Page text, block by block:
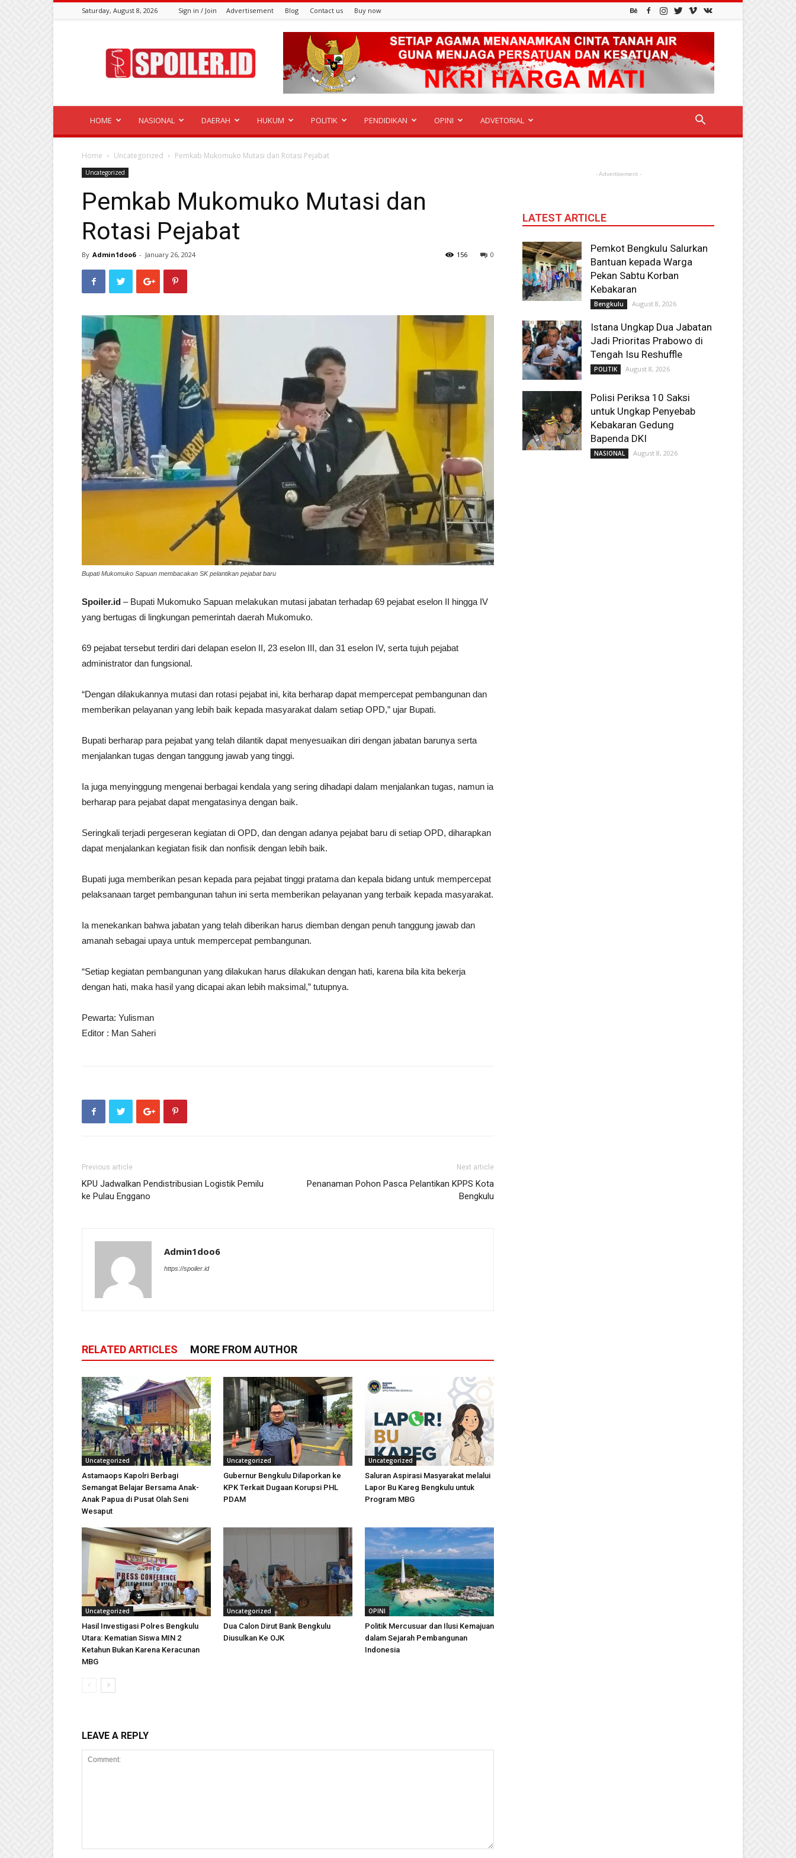
Saturday, August 8, 2026 Sign in / Join Advertisement Blog Contact us Buy now
HOME NASIONAL DAERAH HUKUM POLITIK PENDIDIKAN OPINI ADVETORIAL
Home Uncategorized Pemkab Mukomuko Mutasi dan Rotasi Pejabat
Uncategorized
Pemkab Mukomuko Mutasi dan
Rotasi Pejabat
By Admin1doo6 - January 26, 2024 0
156
Bupati Mukomuko Sapuan membacakan SK pelantikan pejabat baru
Spoiler.id – Bupati Mukomuko Sapuan melakukan mutasi jabatan terhadap 69 pejabat eselon II hingga IV
yang bertugas di lingkungan pemerintah daerah Mukomuko.
69 pejabat tersebut terdiri dari delapan eselon II, 23 eselon III, dan 31 eselon IV, serta tujuh pejabat
administrator dan fungsional.
“Dengan dilakukannya mutasi dan rotasi pejabat ini, kita berharap dapat mempercepat pembangunan dan
memberikan pelayanan yang lebih baik kepada masyarakat dalam setiap OPD,” ujar Bupati.
Bupati berharap para pejabat yang telah dilantik dapat menyesuaikan diri dengan jabatan barunya serta
menjalankan tugas dengan tanggung jawab yang tinggi.
Ia juga menyinggung mengenai berbagai kendala yang sering dihadapi dalam menjalankan tugas, namun ia
berharap para pejabat dapat mengatasinya dengan baik.
Seringkali terjadi pergeseran kegiatan di OPD, dan dengan adanya pejabat baru di setiap OPD, diharapkan
dapat menjalankan kegiatan fisik dan nonfisik dengan lebih baik.
Bupati juga memberikan pesan kepada para pejabat tinggi pratama dan kepala bidang untuk mempercepat
pelaksanaan target pembangunan tahun ini serta memberikan pelayanan yang terbaik kepada masyarakat.
Ia menekankan bahwa jabatan yang telah diberikan harus diemban dengan penuh tanggung jawab dan
amanah sebagai upaya untuk mempercepat pembangunan.
“Setiap kegiatan pembangunan yang dilakukan harus dilakukan dengan hati, karena bila kita bekerja
dengan hati, maka hasil yang dicapai akan lebih maksimal,” tutupnya.
Pewarta: Yulisman
Editor : Man Saheri
Previous article
KPU Jadwalkan Pendistribusian Logistik Pemilu
ke Pulau Enggano
Next article
Penanaman Pohon Pasca Pelantikan KPPS Kota
Bengkulu
Admin1doo6
https://spoiler.id
RELATED ARTICLES MORE FROM AUTHOR
Uncategorized
Astamaops Kapolri Berbagi
Semangat Belajar Bersama Anak-
Anak Papua di Pusat Olah Seni
Wesaput
Uncategorized
Gubernur Bengkulu Dilaporkan ke
KPK Terkait Dugaan Korupsi PHL
PDAM
Uncategorized
Saluran Aspirasi Masyarakat melalui
Lapor Bu Kareg Bengkulu untuk
Program MBG
Uncategorized
Hasil Investigasi Polres Bengkulu
Utara: Kematian Siswa MIN 2
Ketahun Bukan Karena Keracunan
MBG
Uncategorized
Dua Calon Dirut Bank Bengkulu
Diusulkan Ke OJK
OPINI
Politik Mercusuar dan Ilusi Kemajuan
dalam Sejarah Pembangunan
Indonesia
LEAVE A REPLY
- Advertisement -
LATEST ARTICLE
Pemkot Bengkulu Salurkan
Bantuan kepada Warga
Pekan Sabtu Korban
Kebakaran
Bengkulu August 8, 2026
Istana Ungkap Dua Jabatan
Jadi Prioritas Prabowo di
Tengah Isu Reshuffle
POLITIK August 8, 2026
Polisi Periksa 10 Saksi
untuk Ungkap Penyebab
Kebakaran Gedung
Bapenda DKI
NASIONAL August 8, 2026